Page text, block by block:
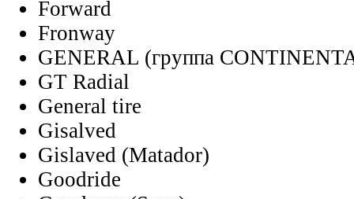
Forward
Fronway
GENERAL (группа
GT Radial
General tire
Gisalved
Gislaved (Matador)
Goodride